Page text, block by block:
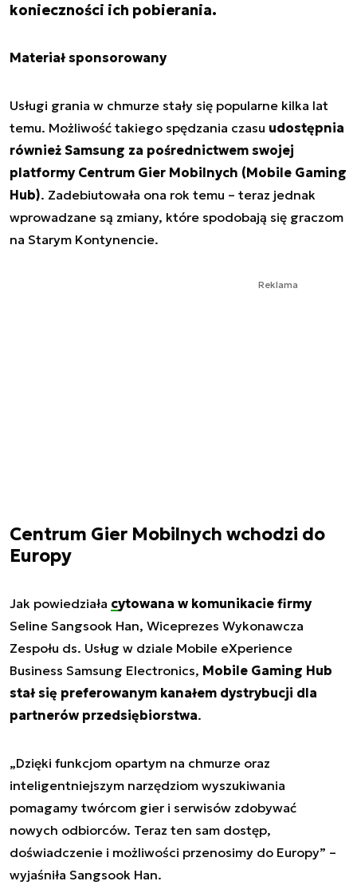
konieczności ich pobierania.
Materiał sponsorowany
Usługi grania w chmurze stały się popularne kilka lat
temu. Możliwość takiego spędzania czasu udostępnia
również Samsung za pośrednictwem swojej
platformy Centrum Gier Mobilnych (Mobile Gaming
Hub). Zadebiutowała ona rok temu – teraz jednak
wprowadzane są zmiany, które spodobają się graczom
na Starym Kontynencie.
Reklama
Centrum Gier Mobilnych wchodzi do
Europy
Jak powiedziała cytowana w komunikacie firmy
Seline Sangsook Han, Wiceprezes Wykonawcza
Zespołu ds. Usług w dziale Mobile eXperience
Business Samsung Electronics, Mobile Gaming Hub
stał się preferowanym kanałem dystrybucji dla
partnerów przedsiębiorstwa.
„Dzięki funkcjom opartym na chmurze oraz
inteligentniejszym narzędziom wyszukiwania
pomagamy twórcom gier i serwisów zdobywać
nowych odbiorców. Teraz ten sam dostęp,
doświadczenie i możliwości przenosimy do Europy” –
wyjaśniła Sangsook Han.